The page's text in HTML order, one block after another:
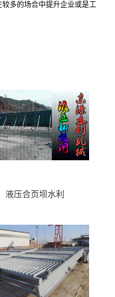
多的场合中提升企业或是工
液压合页坝水利